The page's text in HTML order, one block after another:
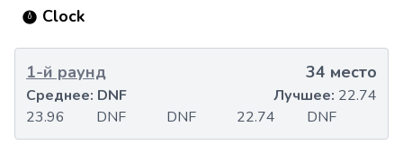
Clock
1-й раунд 34 место
23.96 DNF DNF 22.74 DNF
Среднее: DNF Лучшее: 22.74